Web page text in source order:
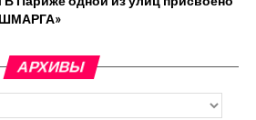
АРХИВЫ